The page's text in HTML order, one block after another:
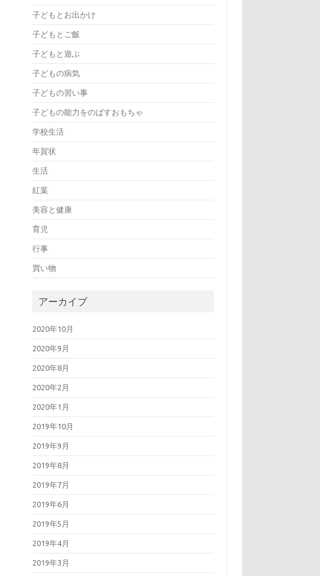
子どもとお出かけ
子どもとご飯
子どもと遊ぶ
子どもの病気
子どもの習い事
子どもの能力をのばすおもちゃ
学校生活
年賀状
生活
紅葉
美容と健康
育児
行事
買い物
アーカイブ
2020年10月
2020年9月
2020年8月
2020年2月
2020年1月
2019年10月
2019年9月
2019年8月
2019年7月
2019年6月
2019年5月
2019年4月
2019年3月